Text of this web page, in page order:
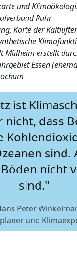
und
Ruhr
Karte der
Mülheim erstellt
Essen
ist
nicht, dass
sind.
nicht
sind."
Peter
und